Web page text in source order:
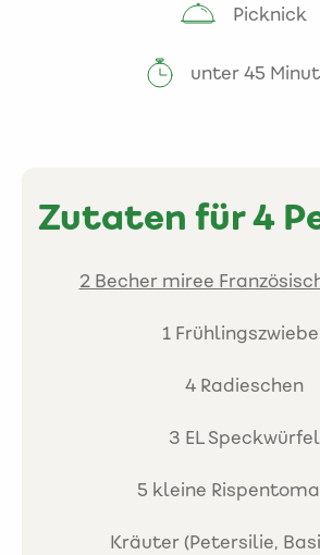
Picknick
unter 45
Zutaten für 4
2 Becher miree
1
4 Radieschen
3 EL Speckwürfel
5 kleine
Kräuter (Petersilie,